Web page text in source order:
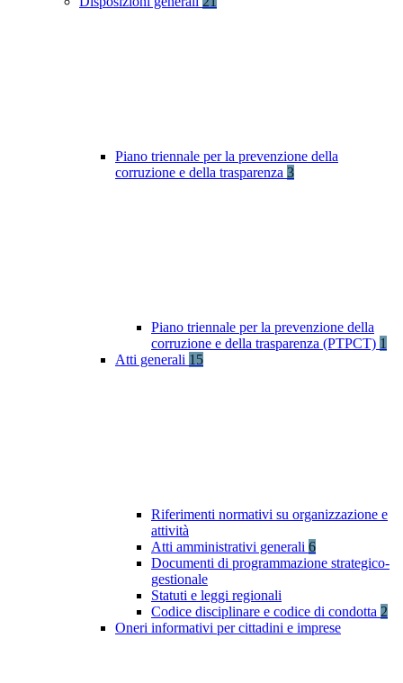
Piano triennale per la prevenzione della
corruzione e della trasparenza 3
Piano triennale per la prevenzione della
corruzione e della trasparenza (PTPCT) 1
Atti generali 15
Riferimenti normativi su organizzazione e
attività
Atti amministrativi generali 6
Documenti di programmazione strategico-
gestionale
Statuti e leggi regionali
Codice disciplinare e codice di condotta 2
Oneri informativi per cittadini e imprese